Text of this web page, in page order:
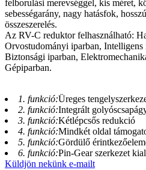
felborulási merevséggel, kis méret,
sebességarány, nagy hatásfok,
összeszerelés.
Az RV-C reduktor felhasználható:
Orvostudományi iparban, Intelligens
Biztonsági iparban,
Gépiparban.
1. funkció:Üreges
2. funkció:Integrált
3. funkció:Kétlépcsős redukció
4. funkció:Mindkét oldal
5. funkció:Gördülő
6. funkció:Pin-Gear szerkezet
Küldjön nekünk e-mailt